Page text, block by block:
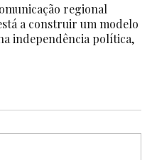
regional
a construir um modelo
independência política,